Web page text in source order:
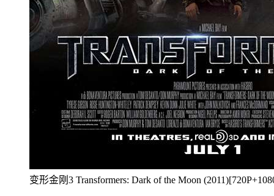
变形金刚3 Transformers: Dark of the Moon